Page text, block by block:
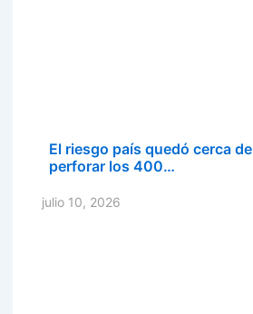
El riesgo país quedó cerca de
perforar los 400…
julio 10, 2026